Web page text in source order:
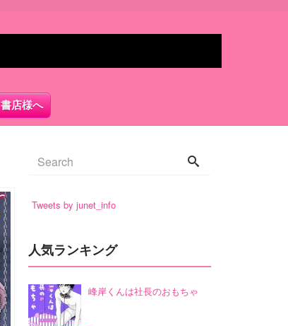
書店様へ
Tweets by junet_info
人気ランキング
峰岸くんは社長のおもちゃ